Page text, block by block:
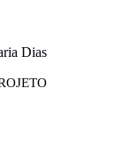
Dias